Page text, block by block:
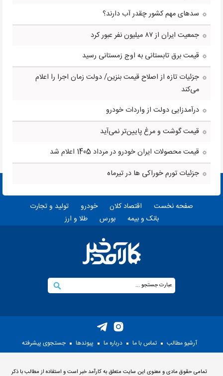
سدهای مهم کشور چقدر آب دارند؟
جمعیت ایران از ۸۷ میلیون نفر عبور کرد
قیمت برق تابستانی به اوج زمستانی رسید
جزئیات تازه از اصلاح قیمت بنزین/ دولت زمان اجرا را اعلام
می‌کند
درآمدزایی دولت از واردات خودرو
قیمت گوشت و مرغ پایین‌تر نمی‌آید
قیمت محصولات ایران خودرو در مرداد 1405 اعلام شد
جزئیات تورم خوراکی ها در تیرماه
صفحه نخست اقتصاد کلان خودرو
تولید و تجارت
بانک و بیمه
بورس طلا و ارز
آرشیو مطالب تماس با ما درباره ما پيوندها جستجوی پيشرفته
تمامی حقوق مادی و معنوی این سایت متعلق به کارآمد خبر است و استفاده از مطالب با ذکر